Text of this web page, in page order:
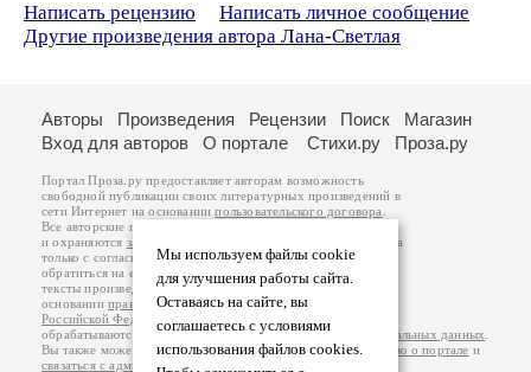
Написать рецензию
Написать личное сообщение
Другие произведения автора Лана-Светлая
Мы используем файлы cookie
для улучшения работы сайта.
Оставаясь на сайте, вы
соглашаетесь с условиями
использования файлов cookies.
Авторы Произведения Рецензии Поиск
Магазин
Вход для авторов
О портале Стихи.ру Проза.ру
Портал Проза.ру предоставляет авторам возможность
свободной публикации своих литературных произведений в
сети Интернет на основаниипользовательского договора
Все авторские права на произведения принадлежат авторам
и охраняются законом
. Перепечатка произведений возможна
только с согласия его автора, к которому вы можете
обратиться на его авторской странице. Ответственность за
тексты произведений авторы несут самостоятельно на
основанииправил публикацииизаконодательства
Российской Федерации
обрабатываются на основанииПолитики обработки персональных данных
Вы также можете посмотреть более подробнуюинформацию о портале и
связаться с администрацией